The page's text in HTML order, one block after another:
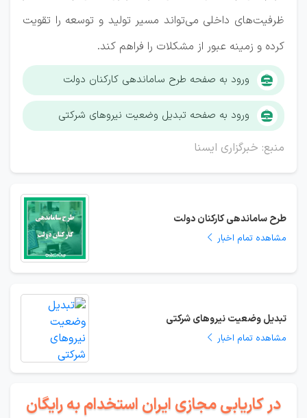
ظرفیت‌های داخلی می‌تواند مسیر تولید و توسعه را تقویت
کرده و زمینه عبور از مشکلات را فراهم کند.
ورود به صفحه طرح ساماندهی کارکنان دولت
ورود به صفحه تبدیل وضعیت نیروهای شرکتی
منبع: خبرگزاری ایسنا
طرح ساماندهی کارکنان دولت
مشاهده تمام اخبار
تبدیل وضعیت نیروهای شرکتی
مشاهده تمام اخبار
در کاریابی مجازی ایران استخدام به رایگان